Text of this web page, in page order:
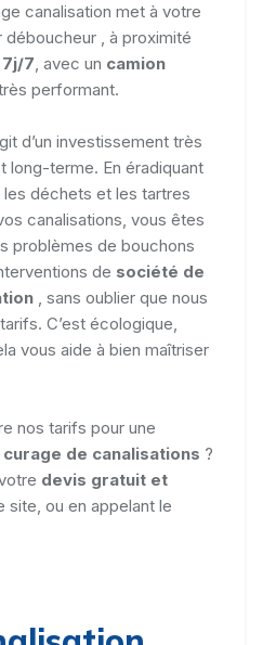
canalisation met à votre
, à proximité
7j/7, avec un camion
performant.
d’un investissement très
long-terme. En éradiquant
déchets et les tartres
canalisations, vous êtes
problèmes de bouchons
de société de
, sans oublier que nous
C’est écologique,
vous aide à bien maîtriser
nos tarifs pour une
curage de canalisations ?
devis gratuit et
site, ou en appelant le